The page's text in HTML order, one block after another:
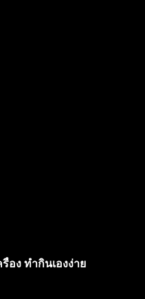
อง ทำกินเองง่าย